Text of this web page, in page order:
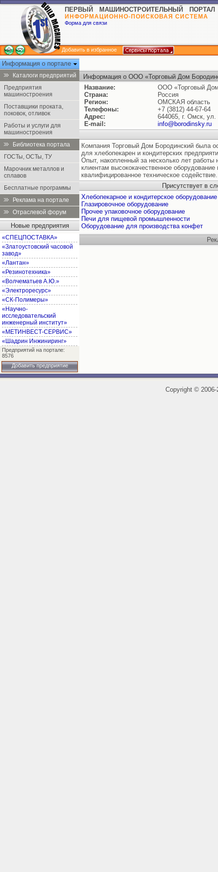
ПЕРВЫЙ МАШИНОСТРОИТЕЛЬНЫЙ ПОРТАЛ
ИНФОРМАЦИОННО-ПОИСКОВАЯ СИСТЕМА
Форма для связи
Добавить в избранное
Информация о портале
Каталоги предприятий
Предприятия
машиностроения
Поставщики проката,
поковок, отливок
Работы и услуги для
машиностроения
Библиотека портала
ГОСТы, ОСТы, ТУ
Марочник металлов и
сплавов
Бесплатные программы
Реклама на портале
Отраслевой форум
Новые предприятия
«СПЕЦПОСТАВКА»
«Златоустовский часовой
завод»
«Лантан»
«Резинотехника»
«Волчематьев А.Ю.»
«Электроресурс»
«СК-Полимеры»
«Научно-
исследовательский
инженерный институт»
«МЕТИНВЕСТ-СЕРВИС»
«Шадрин Инжиниринг»
Предприятий на портале:
8576
Добавить предприятие
Информация о ООО «Торговый Дом
Название:
ООО «Торговый
Страна:
Россия
Регион:
ОМСКАЯ область
Телефоны:
+7 (3812) 44-67-64
Адрес:
644065, г. Омск,
E-mail:
info@borodinsky.ru
Компания Торговый Дом Бородинский была
для хлебопекарен и кондитерских
Опыт, накопленный за несколько лет
клиентам высококачественное
квалифицированное техническое содействие.
Присутствует в
Хлебопекарное и кондитерское оборудование
Глазировочное оборудование
Прочее упаковочное оборудование
Печи для пищевой промышленности
Оборудование для производства конфет
Copyright ©